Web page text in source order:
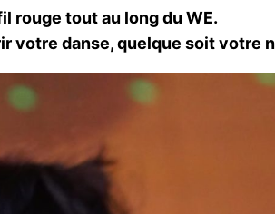
rouge tout au long du WE.
votre danse, quelque soit votre